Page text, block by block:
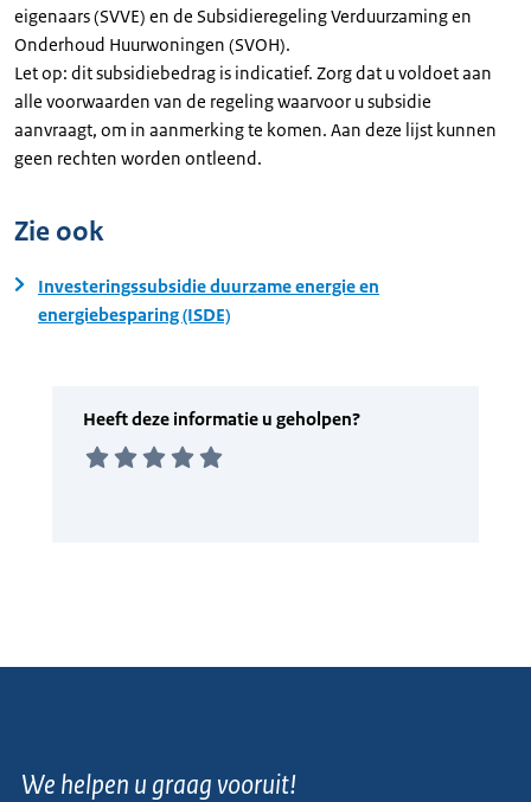
eigenaars (SVVE) en de Subsidieregeling Verduurzaming en
Onderhoud Huurwoningen (SVOH).
Let op: dit subsidiebedrag is indicatief. Zorg dat u voldoet aan
alle voorwaarden van de regeling waarvoor u subsidie
aanvraagt, om in aanmerking te komen. Aan deze lijst kunnen
geen rechten worden ontleend.
Zie ook
Investeringssubsidie duurzame energie en
energiebesparing (ISDE)
We helpen u graag vooruit!